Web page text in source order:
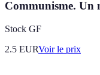
Communisme. Un
Stock GF
2.5 EURVoir le prix